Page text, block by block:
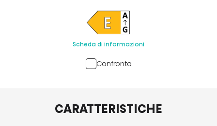
Scheda di informazioni
Confronta
CARATTERISTICHE